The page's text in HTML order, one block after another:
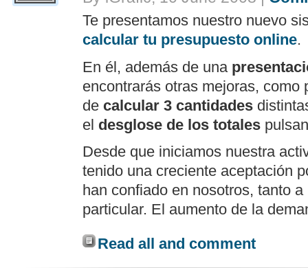
Te presentamos nuestro nuevo
calcular tu presupuesto online.
En él, además de una
encontrarás otras mejoras, como
de calcular 3 cantidades
el desglose de los totales
Desde que iniciamos nuestra
tenido una creciente aceptación
han confiado en nosotros, tanto
particular. El aumento de la
Read all and comment